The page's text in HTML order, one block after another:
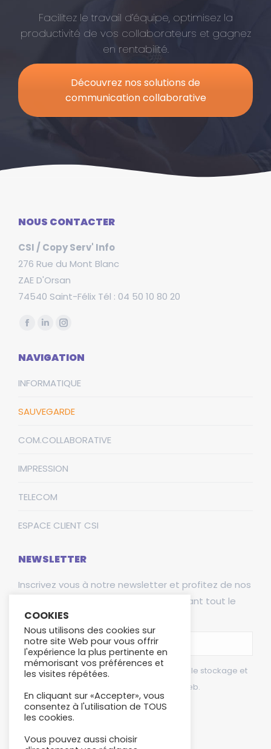
Facilitez le travail d’équipe, optimisez la
productivité de vos collaborateurs et gagnez
en rentabilité.
Découvrez nos solutions de
communication collaborative
NOUS CONTACTER
CSI / Copy Serv' Info
276 Rue du Mont Blanc
ZAE D'Orsan
74540 Saint-Félix Tél : 04 50 10 80 20
Trouvez nous sur :
Facebook
opens
in
window
LinkedIn
opens
in
window
Instagram
opens
in
window
NAVIGATION
INFORMATIQUE
SAUVEGARDE
COM.COLLABORATIVE
IMPRESSION
TELECOM
ESPACE CLIENT CSI
NEWSLETTER
Inscrivez vous à notre newsletter et profitez de nos
derniers services et des actualités avant tout le
monde !
E-mail *
En utilisant ce formulaire, vous acceptez le stockage et
le traitement de vos données par ce site Web.
COOKIES
Nous utilisons des cookies sur
notre site Web pour vous offrir
l'expérience la plus pertinente en
mémorisant vos préférences et
les visites répétées.
En cliquant sur «Accepter», vous
consentez à l'utilisation de TOUS
les cookies.
Vous pouvez aussi choisir